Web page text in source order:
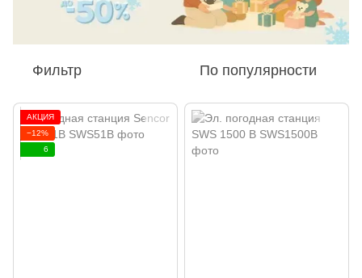
Фильтр По популярности
АКЦИЯ
−12%
6